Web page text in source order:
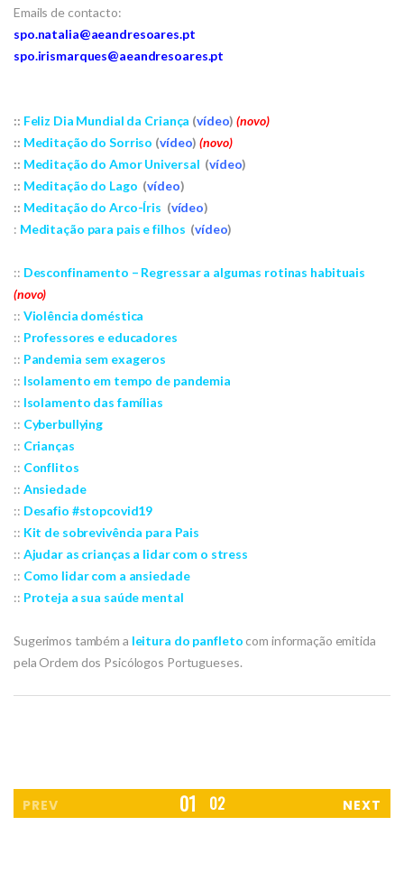
Emails de contacto:
spo.natalia@aeandresoares.pt
spo.irismarques@aeandresoares.pt
:: Feliz Dia Mundial da Criança (vídeo)(novo)
:: Meditação do Sorriso (vídeo)(novo)
:: Meditação do Amor Universal (vídeo)
:: Meditação do Lago (vídeo)
:: Meditação do Arco-Íris (vídeo)
: Meditação para pais e filhos (vídeo)
:: Desconfinamento – Regressar a algumas rotinas habituais
(novo)
:: Violência doméstica
:: Professores e educadores
:: Pandemia sem exageros
:: Isolamento em tempo de pandemia
:: Isolamento das famílias
:: Cyberbullying
:: Crianças
:: Conflitos
:: Ansiedade
:: Desafio #stopcovid19
:: Kit de sobrevivência para Pais
:: Ajudar as crianças a lidar com o stress
:: Como lidar com a ansiedade
:: Proteja a sua saúde mental
Sugerimos também a leitura do panfleto com informação emitida
pela Ordem dos Psicólogos Portugueses.
PREV 1 2 NEXT